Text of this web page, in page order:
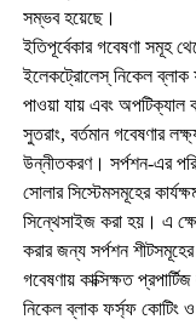
সম্ভব হয়েছে।
ইতিপূর্বেকার গবেষণা সমূহ
ইলেকট্রোলেস্ নিকেল ব্লাক
পাওয়া যায় এবং অপটিক্যাল
সুতরাং, বর্তমান গবেষণার
উন্নীতকরণ। সর্পশন-এর
সোলার সিস্টেমসমূহের
সিন্থেসাইজ করা হয়। এ
করার জন্য সর্পশন
গবেষণায় কাক্সিক্ষত
নিকেল ব্লাক ফর্স্ফ কোটিং